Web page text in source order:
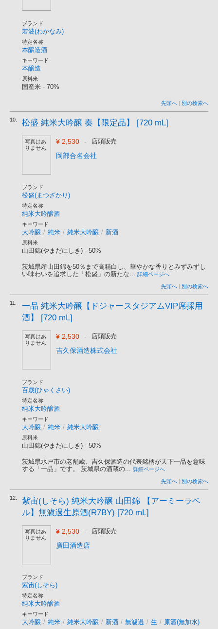
ブランド
若波(わかなみ)
特定名称
本醸造酒
キーワード
本醸造
原料米
国産米 - 70%
先頭へ | 別の検索へ
10. 松盛 純米大吟醸 奏【限定品】 [720 mL]
写真はあ
りません
¥ 2,530 - 店頭販売
岡部合名会社
ブランド
松盛(まつざかり)
特定名称
純米大吟醸酒
キーワード
大吟醸 / 純米 / 純米大吟醸 / 新酒
原料米
山田錦(やまだにしき) - 50%
茨城県産山田錦を50％まで高精白し、華やかな香りとみずみずし
い味わいを追求した「松盛」の新たな... 詳細ページへ
先頭へ | 別の検索へ
11.
一品 純米大吟醸【ドジャースタジアムVIP席採用
酒】 [720 mL]
写真はあ
りません
¥ 2,530 - 店頭販売
吉久保酒造株式会社
ブランド
百歳(ひゃくさい)
特定名称
純米大吟醸酒
キーワード
大吟醸 / 純米 / 純米大吟醸
原料米
山田錦(やまだにしき) - 50%
茨城県水戸市の老舗蔵、吉久保酒造の代表銘柄が天下一品を意味
する「一品」です。 茨城県の酒蔵の... 詳細ページへ
先頭へ | 別の検索へ
12.
紫宙(しそら) 純米大吟醸 山田錦 【アーミーラベ
ル】無濾過生原酒(R7BY) [720 mL]
写真はあ
りません
¥ 2,530 - 店頭販売
廣田酒造店
ブランド
紫宙(しそら)
特定名称
純米大吟醸酒
キーワード
大吟醸 / 純米 / 純米大吟醸 / 新酒 / 無濾過 / 生 / 原酒(無加水)